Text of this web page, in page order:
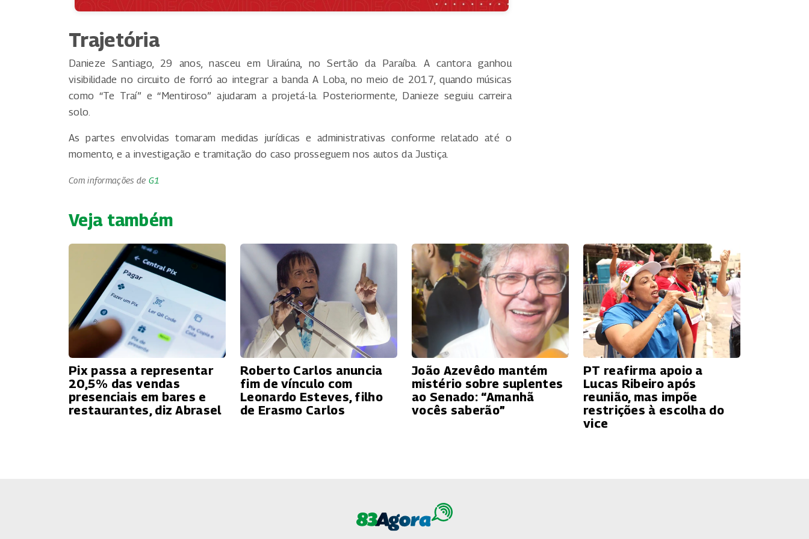
Trajetória
Danieze Santiago, 29 anos, nasceu em Uiraúna, no Sertão da Paraíba. A cantora ganhou
visibilidade no circuito de forró ao integrar a banda A Loba, no meio de 2017, quando músicas
como “Te Traí” e “Mentiroso” ajudaram a projetá-la. Posteriormente, Danieze seguiu carreira
solo.
As partes envolvidas tomaram medidas jurídicas e administrativas conforme relatado até o
momento, e a investigação e tramitação do caso prosseguem nos autos da Justiça.
Com informações de G1
Veja também
Pix passa a representar
20,5% das vendas
presenciais em bares e
restaurantes, diz Abrasel
Roberto Carlos anuncia
fim de vínculo com
Leonardo Esteves, filho
de Erasmo Carlos
João Azevêdo mantém
mistério sobre suplentes
ao Senado: “Amanhã
vocês saberão”
PT reafirma apoio a
Lucas Ribeiro após
reunião, mas impõe
restrições à escolha do
vice